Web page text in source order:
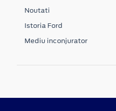
Noutati
Istoria Ford
Mediu inconjurator